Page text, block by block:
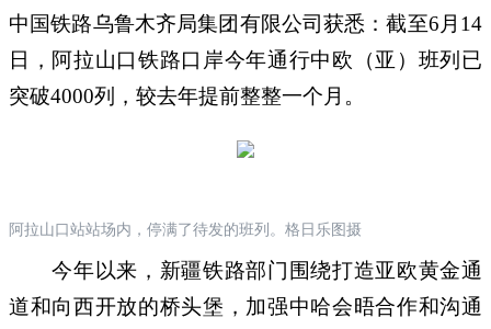
中国铁路乌鲁木齐局集团有限公司获悉：截至6月14
日，阿拉山口铁路口岸今年通行中欧（亚）班列已
突破4000列，较去年提前整整一个月。
阿拉山口站站场内，停满了待发的班列。格日乐图摄
今年以来，新疆铁路部门围绕打造亚欧黄金通
道和向西开放的桥头堡，加强中哈会晤合作和沟通